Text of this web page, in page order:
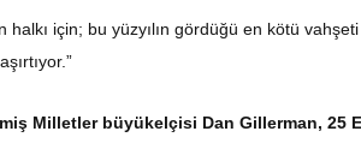
halkı için; bu yüzyılın gördüğü en kötü
Milletler büyükelçisi Dan Gillerman, 25